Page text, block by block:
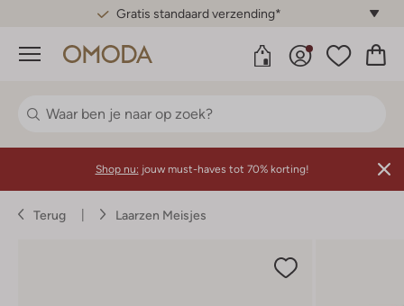
Gratis standaard verzending*
Menu
Shop nu: jouw must-haves tot 70% korting!
Terug Laarzen Meisjes